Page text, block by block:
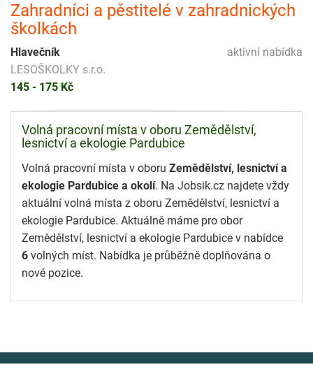
Zahradníci a pěstitelé v zahradnických
školkách
aktivní nabídka
Hlavečník
LESOŠKOLKY s.r.o.
145 - 175 Kč
Volná pracovní místa v oboru Zemědělství,
lesnictví a ekologie Pardubice
Volná pracovní místa v oboru Zemědělství, lesnictví a
ekologie Pardubice a okolí. Na Jobsik.cz najdete vždy
aktuální volná místa z oboru Zemědělství, lesnictví a
ekologie Pardubice. Aktuálně máme pro obor
Zemědělství, lesnictví a ekologie Pardubice v nabídce
6 volných míst. Nabídka je průběžně doplňována o
nové pozice.